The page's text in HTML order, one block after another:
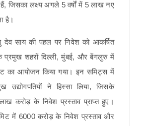
हैं, जिसका लक्ष्य अगले 5 वर्षों में 5 लाख नए
है।
देव साय की पहल पर निवेश को आकर्षित
शहरों दिल्ली, मुंबई, और बेंगलुरु में
का आयोजन किया गया। इन समिट्स में
ने हिस्सा लिया, जिसके
करोड़ के निवेश प्रस्ताव प्राप्त हुए।
में 6000 करोड़ के निवेश प्रस्ताव और